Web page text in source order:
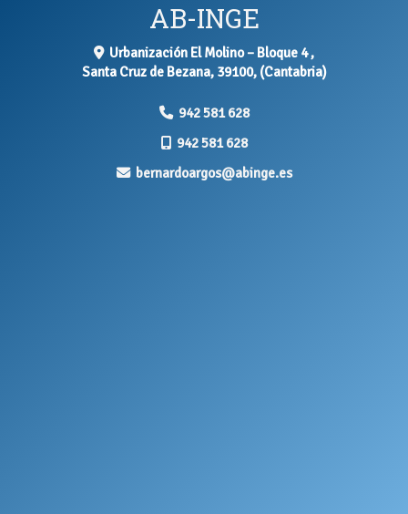
AB-INGE
Urbanización El Molino – Bloque 4 ,
Santa Cruz de Bezana, 39100, (Cantabria)
942 581 628
942 581 628
bernardoargos
abinge.es